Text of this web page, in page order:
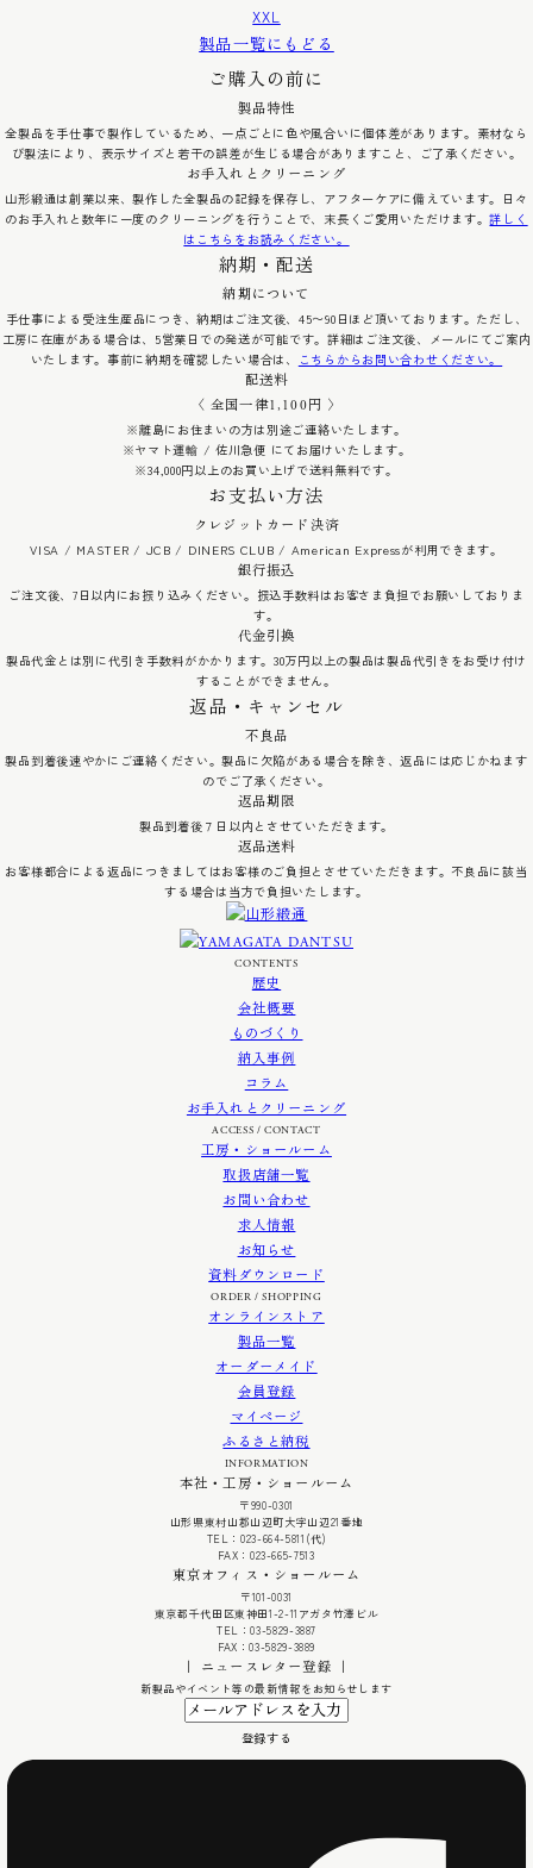
XXL
製品一覧にもどる
ご購入の前に
製品特性
全製品を手仕事で製作しているため、一点ごとに色や風合いに個体差があります。素材なら
び製法により、表示サイズと若干の誤差が生じる場合がありますこと、ご了承ください。
お手入れとクリーニング
山形緞通は創業以来、製作した全製品の記録を保存し、アフターケアに備えています。日々
のお手入れと数年に一度のクリーニングを行うことで、末長くご愛用いただけます。詳しく
はこちらをお読みください。
納期・配送
納期について
手仕事による受注生産品につき、納期はご注文後、45〜90日ほど頂いております。ただし、
工房に在庫がある場合は、5営業日での発送が可能です。詳細はご注文後、メールにてご案内
いたします。事前に納期を確認したい場合は、
こちらからお問い合わせください。
配送料
〈 全国一律1,100円 〉
※離島にお住まいの方は別途ご連絡いたします。
※ヤマト運輸 / 佐川急便 にてお届けいたします。
※34,000円以上のお買い上げで送料無料です。
お支払い方法
クレジットカード決済
VISA / MASTER / JCB / DINERS CLUB / American Expressが利用できます。
銀行振込
ご注文後、7日以内にお振り込みください。振込手数料はお客さま負担でお願いしておりま
す。
代金引換
製品代金とは別に代引き手数料がかかります。30万円以上の製品は製品代引きをお受け付け
することができません。
返品・キャンセル
不良品
製品到着後速やかにご連絡ください。製品に欠陥がある場合を除き、返品には応じかねます
のでご了承ください。
返品期限
製品到着後７日以内とさせていただきます。
返品送料
お客様都合による返品につきましてはお客様のご負担とさせていただきます。不良品に該当
する場合は当方で負担いたします。
CONTENTS
歴史
会社概要
ものづくり
納入事例
コラム
お手入れとクリーニング
ACCESS / CONTACT
工房・ショールーム
取扱店舗一覧
お問い合わせ
求人情報
お知らせ
資料ダウンロード
ORDER / SHOPPING
オンラインストア
製品一覧
オーダーメイド
会員登録
マイページ
ふるさと納税
INFORMATION
本社・工房・ショールーム
〒990-0301
山形県東村山郡山辺町大字山辺21番地
TEL：023-664-5811(代)
FAX：023-665-7513
東京オフィス・ショールーム
〒101-0031
東京都千代田区東神田1-2-11アガタ竹澤ビル
TEL：03-5829-3887
FAX：03-5829-3889
｜ ニュースレター登録 ｜
新製品やイベント等の最新情報をお知らせします